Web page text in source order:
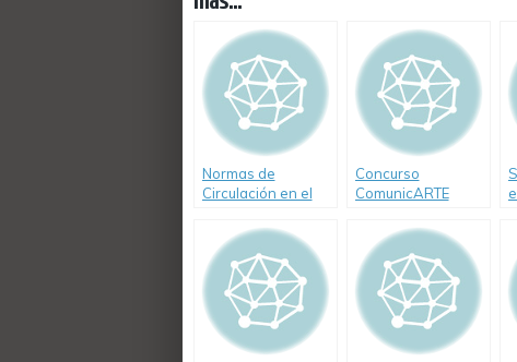
Normas de
Circulación en el
Concurso
ComunicARTE